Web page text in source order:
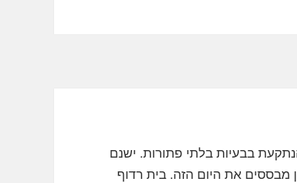
בבעיות בלתי פתורות. ישנם
מבססים את היום הזה. בית רדוף